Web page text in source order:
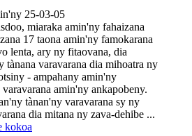
25-03-05
miaraka amin'ny fahaizana
17 taona amin'ny famokarana
lenta, ary ny fitaovana, dia
tànana varavarana dia mihoatra ny
- ampahany amin'ny
amin'ny ankapobeny.
tànan'ny varavarana sy ny
dia mitana ny zava-dehibe ...
kokoa